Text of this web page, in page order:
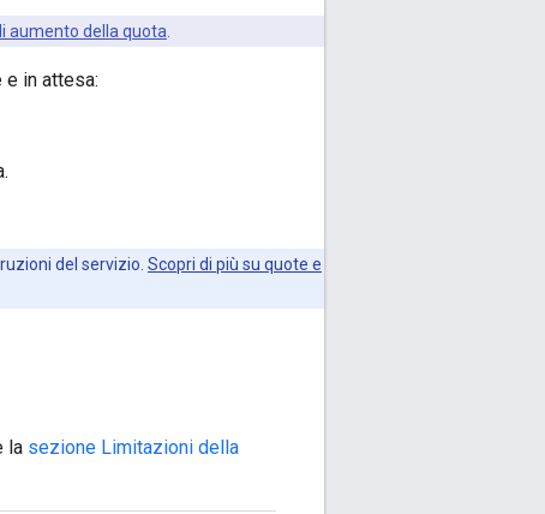
aumento della quota
in attesa:
del servizio. Scopri di più su quote e
la sezione Limitazioni della